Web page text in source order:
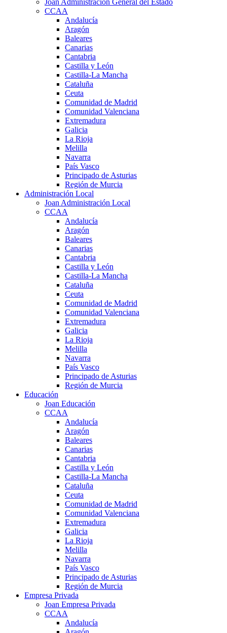
CCAA
Andalucía
Aragón
Baleares
Canarias
Cantabria
Castilla y León
Castilla-La Mancha
Cataluña
Ceuta
Comunidad de Madrid
Comunidad Valenciana
Extremadura
Galicia
La Rioja
Melilla
Navarra
País Vasco
Principado de Asturias
Región de Murcia
Administración Local
Joan Administración Local
CCAA
Andalucía
Aragón
Baleares
Canarias
Cantabria
Castilla y León
Castilla-La Mancha
Cataluña
Ceuta
Comunidad de Madrid
Comunidad Valenciana
Extremadura
Galicia
La Rioja
Melilla
Navarra
País Vasco
Principado de Asturias
Región de Murcia
Educación
Joan Educación
CCAA
Andalucía
Aragón
Baleares
Canarias
Cantabria
Castilla y León
Castilla-La Mancha
Cataluña
Ceuta
Comunidad de Madrid
Comunidad Valenciana
Extremadura
Galicia
La Rioja
Melilla
Navarra
País Vasco
Principado de Asturias
Región de Murcia
Empresa Privada
Joan Empresa Privada
CCAA
Andalucía